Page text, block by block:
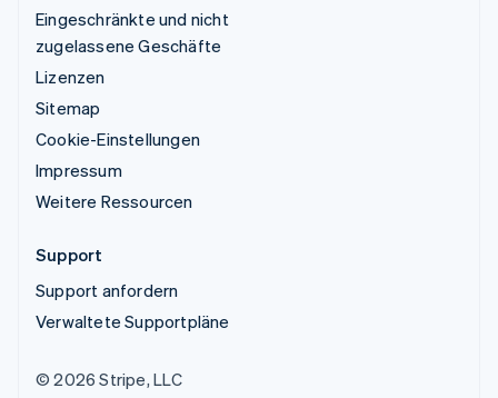
Eingeschränkte und nicht
zugelassene Geschäfte
Lizenzen
Sitemap
Cookie-Einstellungen
Impressum
Weitere Ressourcen
Support
Support anfordern
Verwaltete Supportpläne
© 2026 Stripe, LLC